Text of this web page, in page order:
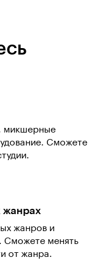
микшерные
Сможете
жанрах
жанров и
Сможете менять
от жанра.